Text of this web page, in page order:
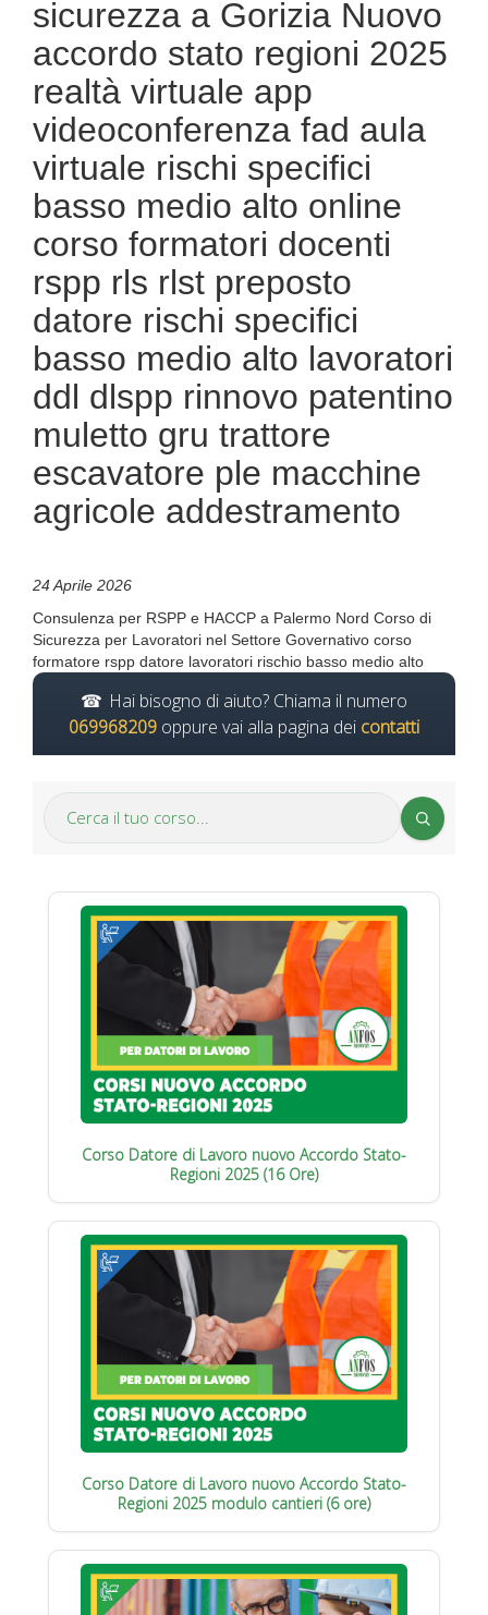
sicurezza a Gorizia Nuovo
accordo stato regioni 2025
realtà virtuale app
videoconferenza fad aula
virtuale rischi specifici
basso medio alto online
corso formatori docenti
rspp rls rlst preposto
datore rischi specifici
basso medio alto lavoratori
ddl dlspp rinnovo patentino
muletto gru trattore
escavatore ple macchine
agricole addestramento
24 Aprile 2026
Consulenza per RSPP e HACCP a Palermo Nord Corso di
Sicurezza per Lavoratori nel Settore Governativo corso
formatore rspp datore lavoratori rischio basso medio alto
Hai bisogno di aiuto? Chiama il numero
069968209 oppure vai alla pagina dei contatti
Corso Datore di Lavoro nuovo Accordo Stato-
Regioni 2025 (16 Ore)
Corso Datore di Lavoro nuovo Accordo Stato-
Regioni 2025 modulo cantieri (6 ore)